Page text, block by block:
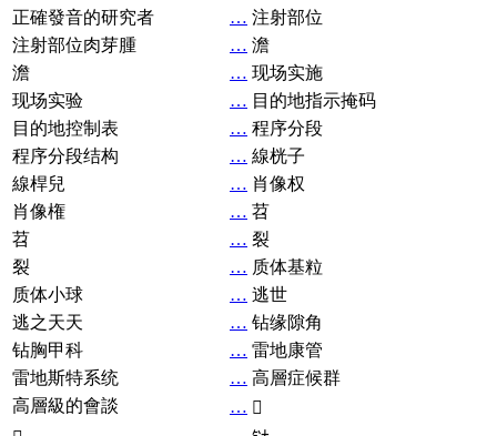
正確發音的研究者
… 注射部位
注射部位肉芽腫
… 澹
澹
… 现场实施
现场实验
… 目的地指示掩码
目的地控制表
… 程序分段
程序分段结构
… 線桄子
線桿兒
… 肖像权
肖像権
… 苕
苕
… 裂
裂
… 质体基粒
质体小球
… 逃世
逃之天天
… 钻缘隙角
钻胸甲科
… 雷地康管
雷地斯特系统
… 高層症候群
高層級的會談
… 𧘞